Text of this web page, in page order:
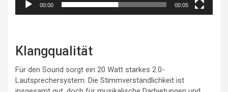
00:00 00:05
Klangqualität
Für den Sound sorgt ein 20 Watt starkes 2.0-
Lautsprechersystem. Die Stimmverständlichkeit ist